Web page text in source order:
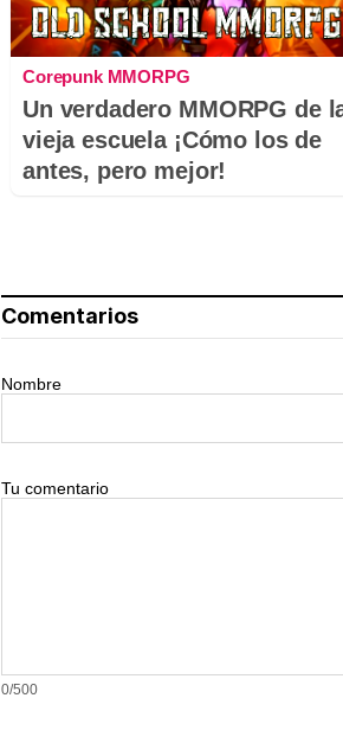
Corepunk MMORPG
Un verdadero MMORPG de
vieja escuela ¡Cómo los de
antes, pero mejor!
Comentarios
Nombre
Tu comentario
0/500